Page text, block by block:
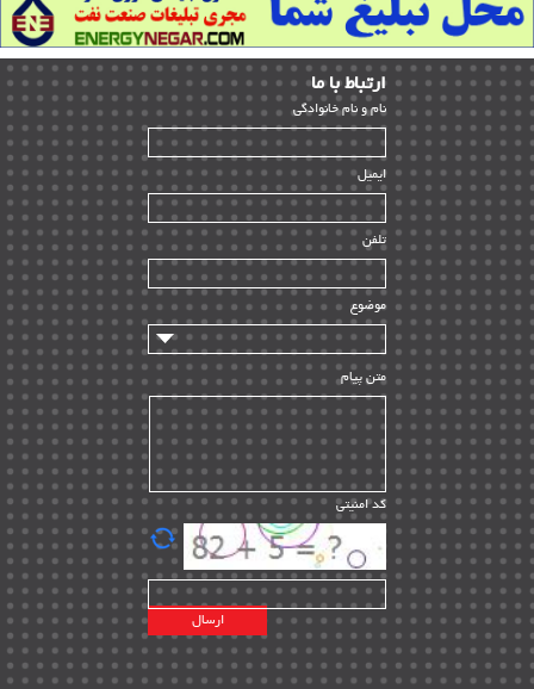
خط لوله | ۳۶
مخازن ذخیره | ۱۵
پتروشیمی | ۱۴
بازرسی و QC | ۱۵
HSE | ۳۹
ساخت و نصب | ۱۲
راه اندازی | ۹
سازندگان و تامین کنندگان | ۱۰
تامین مالی و سرمایه گذاری | ۳۲
ماشین آلات
مدیریت پروژه
مدیریت دانش
مدیریت سازمانی و عمومی | ۲
تأمین کالا | ۱۳
EPC | ۲۰
پیمانکاران بین المللی | ۸
اطلاعات انرژی کشورها | ۱۴
پروژه های خارجی | ۱۵
نقشه های نفت و گاز خارجی | ۱۰
ارﺗﺒﺎط ﺑﺎ ما
ﻧﺎم و ﻧﺎم ﺧﺎﻧﻮادﮔﻰ
ایمیل
تلفن
موضوع
متن پیام
کد امنیتی